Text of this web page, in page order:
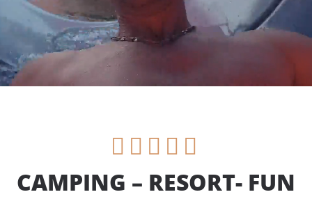
CAMPING – RESORT- FUN